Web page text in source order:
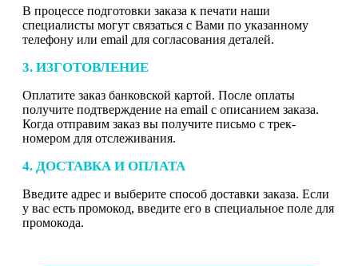
В процессе подготовки заказа к печати наши
специалисты могут связаться с Вами по указанному
телефону или email для согласования деталей.
3. ИЗГОТОВЛЕНИЕ
Оплатите заказ банковской картой. После оплаты
получите подтверждение на email с описанием заказа.
Когда отправим заказ вы получите письмо с трек-
номером для отслеживания.
4. ДОСТАВКА И ОПЛАТА
Введите адрес и выберите способ доставки заказа. Если
у вас есть промокод, введите его в специальное поле для
промокода.